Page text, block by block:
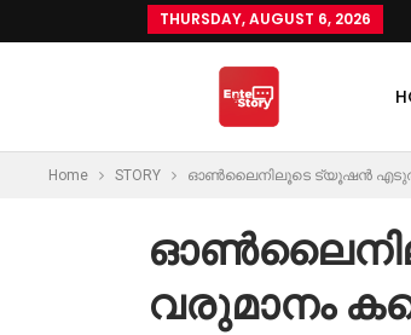
THURSDAY, AUGUST 6, 2026
Home STORY ഓൺലൈനിലൂടെ ട്യൂഷൻ
വരുമാനം